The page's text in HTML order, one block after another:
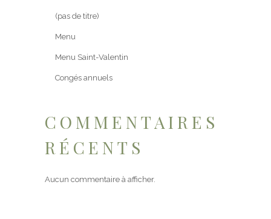
(pas de titre)
Menu
Menu Saint-Valentin
Congés annuels
COMMENTAIRES
RÉCENTS
Aucun commentaire à afficher.